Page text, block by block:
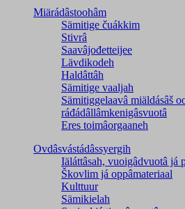
Miärádâstoohâm
Sämitige čuákkim
Stivrâ
Saavâjođetteijee
Lävdikodeh
Haldâttâh
Sämitige vaaljah
Sämitiggelaavâ miäldásâš
ráđádâllâmkenigâsvuotâ
Eres toimâorgaaneh
Ovdâsvástádâssyergih
Iäláttâsah, vuoigâdvuotâ já
Škovlim já oppâmateriaal
Kulttuur
Sämikielah